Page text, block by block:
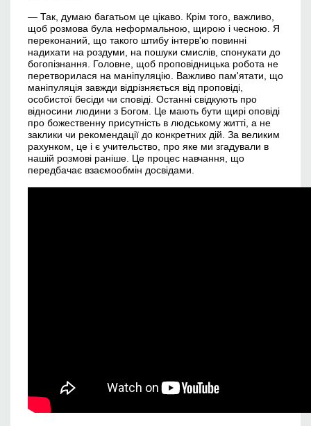
— Так, думаю багатьом це цікаво. Крім того, важливо,
щоб розмова була неформальною, щирою і чесною. Я
переконаний, що такого штибу інтерв'ю повинні
надихати на роздуми, на пошуки смислів, спонукати до
богопізнання. Головне, щоб проповідницька робота не
перетворилася на маніпуляцію. Важливо пам'ятати, що
маніпуляція завжди відрізняється від проповіді,
особистої бесіди чи сповіді. Останні свідкують про
відносини людини з Богом. Це мають бути щирі оповіді
про божественну присутність в людському житті, а не
заклики чи рекомендації до конкретних дій. За великим
рахунком, це і є учительство, про яке ми згадували в
нашій розмові раніше. Це процес навчання, що
передбачає взаємообмін досвідами.